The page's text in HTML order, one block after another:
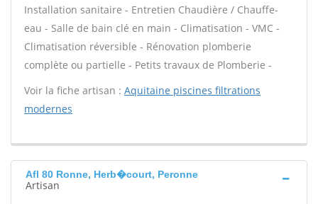
Installation sanitaire - Entretien Chaudière / Chauffe-
eau - Salle de bain clé en main - Climatisation - VMC -
Climatisation réversible - Rénovation plomberie
complète ou partielle - Petits travaux de Plomberie -
Voir la fiche artisan : Aquitaine piscines filtrations
modernes
Afl 80 Ronne, Herb�court, Peronne
Artisan